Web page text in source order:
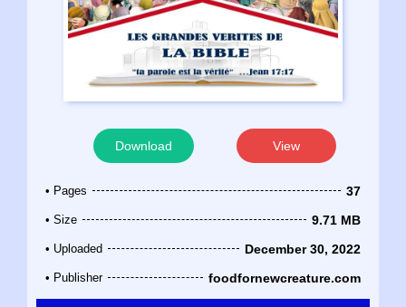
Download View
• Pages 37
• Size 9.71 MB
• Uploaded December 30, 2022
• Publisher foodfornewcreature.com